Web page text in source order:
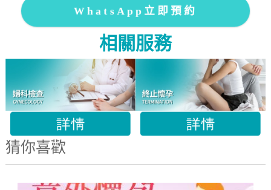
WhatsApp立即預約
相關服務
猜你喜歡